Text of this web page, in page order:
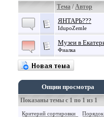
Тема /Автор
ЯНТАРЬ???
IdupoZemle
Музеи в
Фиалка
Опции просмотра
Показаны темы с 1 по 1 из 1
Критерий сортировки